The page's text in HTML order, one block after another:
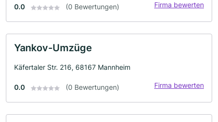
0.0 (0 Bewertungen) Firma bewerten
Yankov-Umzüge
Käfertaler Str. 216, 68167 Mannheim
0.0 (0 Bewertungen) Firma bewerten